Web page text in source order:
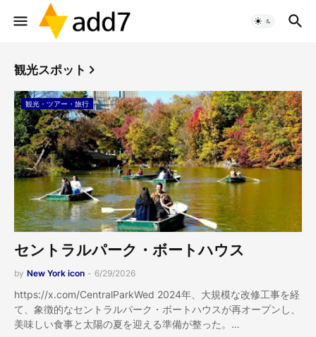
観光スポット
観光・ツアー・旅行
セントラルパーク・ボートハウス
by New York icon - 6/29/2026
https://x.com/CentralParkWed 2024年、大規模な改修工事を経
て、象徴的なセントラルパーク・ボートハウスが再オープンし、
美味しい食事と太陽の夏を迎える準備が整った。…